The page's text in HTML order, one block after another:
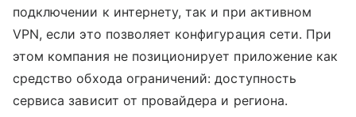
подключении к интернету, так и при активном
VPN, если это позволяет конфигурация сети. При
этом компания не позиционирует приложение как
средство обхода ограничений: доступность
сервиса зависит от провайдера и региона.